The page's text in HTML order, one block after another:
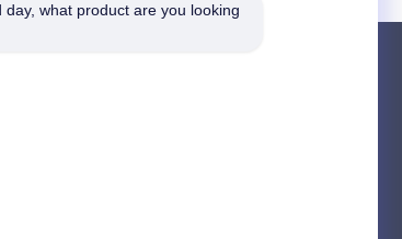
day, what product are you looking